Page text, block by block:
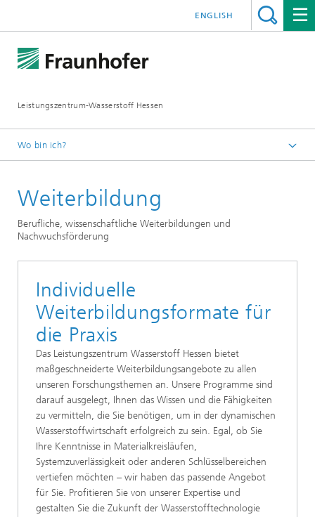
Leistungszentrum-Wasserstoff Hessen
ENGLISH
Wo bin ich?
Weiterbildung
Berufliche, wissenschaftliche Weiterbildungen und
Nachwuchsförderung
Individuelle
Weiterbildungsformate für
die Praxis
Das Leistungszentrum Wasserstoff Hessen bietet
maßgeschneiderte Weiterbildungsangebote zu allen
unseren Forschungsthemen an. Unsere Programme sind
darauf ausgelegt, Ihnen das Wissen und die Fähigkeiten
zu vermitteln, die Sie benötigen, um in der dynamischen
Wasserstoffwirtschaft erfolgreich zu sein. Egal, ob Sie
Ihre Kenntnisse in Materialkreisläufen,
Systemzuverlässigkeit oder anderen Schlüsselbereichen
vertiefen möchten – wir haben das passende Angebot
für Sie. Profitieren Sie von unserer Expertise und
gestalten Sie die Zukunft der Wasserstofftechnologie